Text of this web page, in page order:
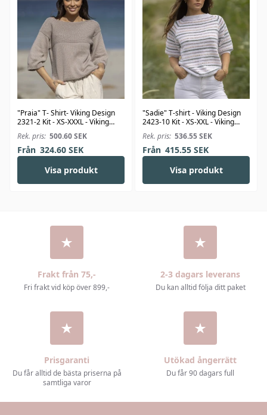
"Praia" T- Shirt- Viking Design
2321-2 Kit - XS-XXXL - Viking
Bjørk
Rek. pris: 500.60SEK
Från 324.60SEK
Visa produkt
"Sadie" T-shirt - Viking Design
2423-10 Kit - XS-XXL - Viking
Linus
Rek. pris: 536.55SEK
Från 415.55SEK
Visa produkt
Frakt från 75,-
Fri frakt vid köp över 899,-
2-3 dagars leverans
Du kan alltid följa ditt paket
Prisgaranti
Du får alltid de bästa priserna på
samtliga varor
Utökad ångerrätt
Du får 90 dagars full